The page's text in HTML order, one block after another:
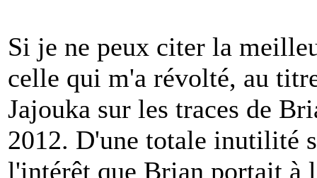
Si je ne peux citer la
celle qui m'a révolté, au
Jajouka sur les traces de
2012. D'une totale inutilité
l'intérêt que Brian portait à